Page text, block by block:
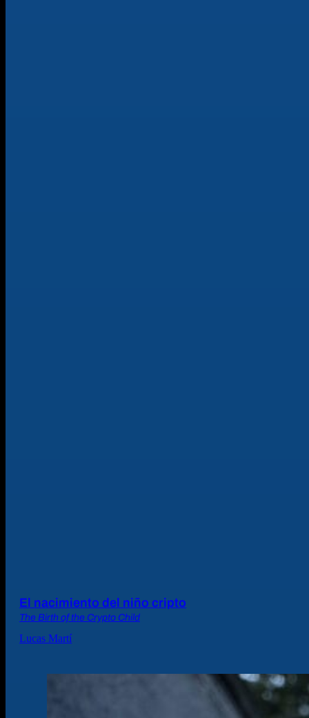
El nacimiento del niño cripto
The Birth of the Crypto Child
Lucas Martí